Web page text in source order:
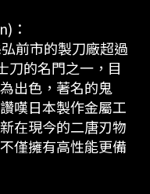
：
前市的製刀廠超過
刀的名門之一，目
出色，著名的鬼
嘆日本製作金屬工
在現今的二唐刃物
僅擁有高性能更備